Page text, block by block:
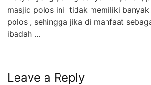
masjid polos ini tidak memiliki banyak
polos , sehingga jika di manfaat
ibadah …
Leave a Reply